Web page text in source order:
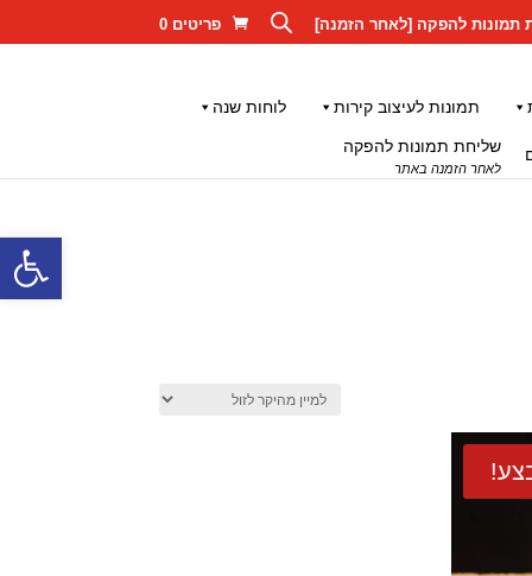
פתח
תמונות להפקה [לאחר הזמנה] פריטים 0
תמונות לעיצוב קירות לוחות שנה
שליחת תמונות להפקה
לאחר הזמנה באתר